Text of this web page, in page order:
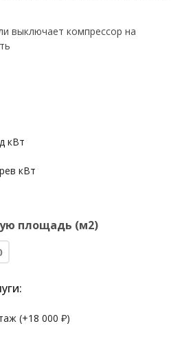
выключает компрессор на
кВт
кВт
площадь (м2)
(+18 000 ₽)